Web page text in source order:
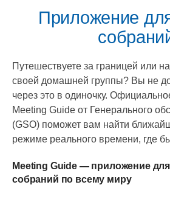
Приложение
Путешествуете за границей или
своей домашней группы? Вы не
через это в одиночку.
Meeting Guide от Генерального
(GSO) поможет вам найти
режиме реального времени, где
Meeting Guide — приложение
собраний по всему миру